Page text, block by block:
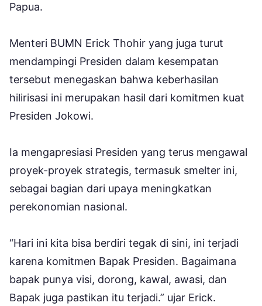
Papua.
Menteri BUMN Erick Thohir yang juga turut
mendampingi Presiden dalam kesempatan
tersebut menegaskan bahwa keberhasilan
hilirisasi ini merupakan hasil dari komitmen kuat
Presiden Jokowi.
Ia mengapresiasi Presiden yang terus mengawal
proyek-proyek strategis, termasuk smelter ini,
sebagai bagian dari upaya meningkatkan
perekonomian nasional.
“Hari ini kita bisa berdiri tegak di sini, ini terjadi
karena komitmen Bapak Presiden. Bagaimana
bapak punya visi, dorong, kawal, awasi, dan
Bapak juga pastikan itu terjadi.” ujar Erick.